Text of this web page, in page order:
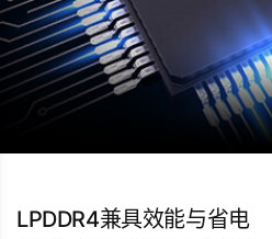
LPDDR4兼具效能与省电